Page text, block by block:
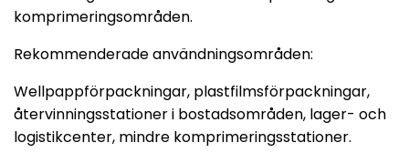
komprimeringsområden.
Rekommenderade användningsområden:
Wellpappförpackningar, plastfilmsförpackningar,
återvinningsstationer i bostadsområden, lager- och
logistikcenter, mindre komprimeringsstationer.